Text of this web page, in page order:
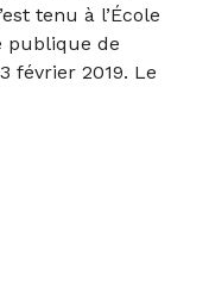
tenu à l’École
publique de
février 2019. Le